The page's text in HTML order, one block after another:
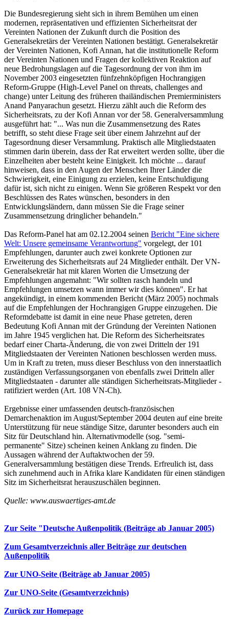
Die Bundesregierung sieht sich in ihrem Bemühen um einen
modernen, repräsentativen und effizienten Sicherheitsrat der
Vereinten Nationen der Zukunft durch die Position des
Generalsekretärs der Vereinten Nationen bestätigt. Generalsekretär
der Vereinten Nationen, Kofi Annan, hat die institutionelle Reform
der Vereinten Nationen und Fragen der kollektiven Reaktion auf
neue Bedrohungslagen auf die Tagesordnung der von ihm im
November 2003 eingesetzten fünfzehnköpfigen Hochrangigen
Reform-Gruppe (High-Level Panel on threats, challenges and
change) unter Leitung des früheren thailändischen Premierministers
Anand Panyarachun gesetzt. Hierzu zählt auch die Reform des
Sicherheitsrats, zu der Kofi Annan vor der 58. Generalversammlung
ausgeführt hat: "... Was nun die Zusammensetzung des Rates
betrifft, so steht diese Frage seit über einem Jahrzehnt auf der
Tagesordnung dieser Versammlung. Praktisch alle Mitgliedstaaten
stimmen darin überein, dass der Rat erweitert werden sollte, über die
Einzelheiten aber besteht keine Einigkeit. Ich möchte ... darauf
hinweisen, dass in den Augen der Menschen Ihrer Länder die
Schwierigkeit, eine Einigung zu erzielen, keine Entschuldigung
dafür ist, sich nicht zu einigen. Wenn Sie größeren Respekt vor den
Beschlüssen des Rates wünschen, besonders in den
Entwicklungsländern, dann müssen Sie die Frage seiner
Zusammensetzung dringlicher behandeln."
Das Reform-Panel hat am 02.12.2004 seinen Bericht "Eine sichere
Welt: Unsere gemeinsame Verantwortung" vorgelegt, der 101
Empfehlungen, darunter auch zwei konkrete Optionen zur
Erweiterung des Sicherheitsrats auf 24 Mitglieder enthält. Der VN-
Generalsekretär hat mit klaren Worten die Umsetzung der
Empfehlungen angemahnt: "Wir sollten rasch handeln und
Empfehlungen umsetzen wann immer wir dies können". Er hat
angekündigt, in einem kommenden Bericht (März 2005) nochmals
auf die Empfehlungen der Hochrangigen Gruppe einzugehen. Die
Reformdebatte ist damit in eine neue Phase getreten, deren
Bedeutung Kofi Annan mit der Gründung der Vereinten Nationen
im Jahre 1945 verglichen hat. Die Reform des Sicherheitsrates
bedarf einer Charta-Änderung, die von zwei Dritteln der 191
Mitgliedstaaten der Vereinten Nationen beschlossen werden muss.
Um in Kraft zu treten, muss dieser Beschluss von den innerstaatlich
zuständigen Verfassungsorganen von ebenfalls zwei Dritteln aller
Mitgliedstaaten - darunter alle ständigen Sicherheitsrats-Mitglieder -
ratifiziert werden (Art. 108 VN-Ch).
Ergebnisse einer umfassenden deutsch-französischen
Demarchenaktion im August/September 2004 deuten auf eine breite
Unterstützung für neue ständige Sitze, darunter besonders auch ein
Sitz für Deutschland hin. Alternativmodelle (sog. "semi-
permanente" Sitze) scheinen keinen Anklang zu finden. Die
Aussagen während der Auftaktwochen der 59.
Generalversammlung bestätigen diese Trends. Erfreulich ist, dass
sich zunehmend auch in Afrika klare Kandidaten für einen ständigen
Sitz im Sicherheitsrat herauszuschälen beginnen.
Quelle: www.auswaertiges-amt.de
Zur Seite "Deutsche Außenpolitik (Beiträge ab Januar 2005)
Zum Gesamtverzeichnis aller Beiträge zur deutschen
Außenpolitik
Zur UNO-Seite (Beiträge ab Januar 2005)
Zur UNO-Seite (Gesamtverzeichnis)
Zurück zur Homepage